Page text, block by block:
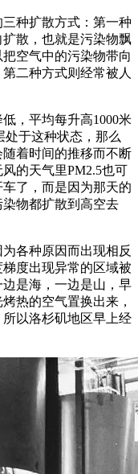
种扩散方式：第一种
散，也就是污染物飘
空气中的污染物带向
二种方式则经常被人
，平均每升高1000米
于这种状态，那么
着时间的推移而不断
的天气里PM2.5也可
了，而是因为那天的
物都扩散到高空去
各种原因而出现相反
度出现异常的区域被
是海，一边是山，早
热的空气置换出来，
以洛杉矶地区早上经